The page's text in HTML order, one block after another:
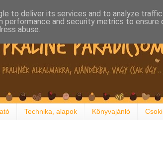
Technika, alapok Könyvajánló
to deliver its services and to analyze
performance and security metrics to
abuse.